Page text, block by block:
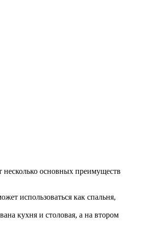
основных преимуществ
использоваться как спальня,
кухня и столовая, а на втором